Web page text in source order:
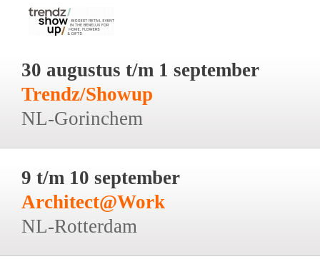
30 augustus t/m 1 september
Trendz/Showup
NL-Gorinchem
9 t/m 10 september
Architect@Work
NL-Rotterdam